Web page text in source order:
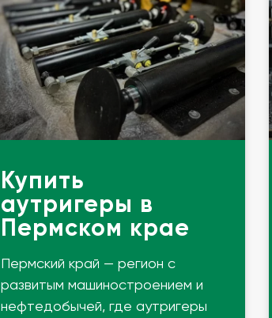
Купить
аутригеры в
Пермском крае
Пермский край — регион с
развитым машиностроением и
нефтедобычей, где аутригеры